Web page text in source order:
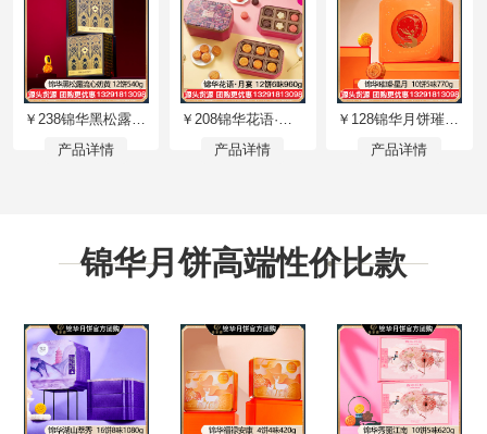
￥238锦华黑松露流心奶黄月饼礼盒12饼540g广式月饼苏式月饼港式流心奶黄月饼中秋礼盒锦华食品官方旗舰店团购【黑松露流心奶黄月饼】礼盒装540g
产品详情
￥208锦华花语·月宴月饼礼盒12饼6味960g双层礼盒装广式月饼苏式月饼港式流心奶黄月饼中秋礼盒锦华月饼官方网站团购【花语·月宴】礼盒装960g
产品详情
￥128锦华月饼璀璨·星月礼盒10饼5味770g双层铁盒广式月饼苏式月饼港式流心奶黄月饼中秋礼盒锦华食品官方旗舰店团购【璀璨·星月】礼盒装770g
产品详情
锦华月饼高端性价比款